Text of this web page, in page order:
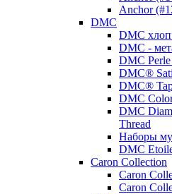
Anchor
DMC
DMC
DMC -
DMC
DMC®
DMC®
DMC
DMC
Thread
Наборы
DMC
Caron Collection
Caron
Caron